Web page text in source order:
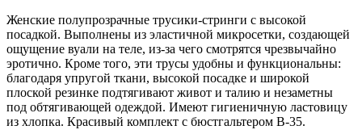
Женские полупрозрачные трусики-стринги с высокой
посадкой. Выполнены из эластичной микросетки, создающей
ощущение вуали на теле, из-за чего смотрятся чрезвычайно
эротично. Кроме того, эти трусы удобны и функциональны:
благодаря упругой ткани, высокой посадке и широкой
плоской резинке подтягивают живот и талию и незаметны
под обтягивающей одеждой. Имеют гигиеничную ластовицу
из хлопка. Красивый комплект с бюстгальтером В-35.